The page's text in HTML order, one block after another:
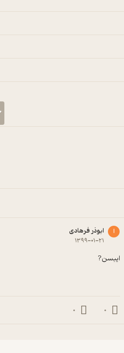
ا ابوذر فرهادی
۱۳۹۹-۰۱-۲۱
ایبسن?
0
0